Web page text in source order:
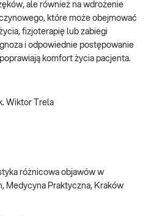
ale również na wdrożenie
które może obejmować
fizjoterapię lub zabiegi
i odpowiednie postępowanie
komfort życia pacjenta.
Wiktor Trela
różnicowa objawów w
Medycyna Praktyczna, Kraków